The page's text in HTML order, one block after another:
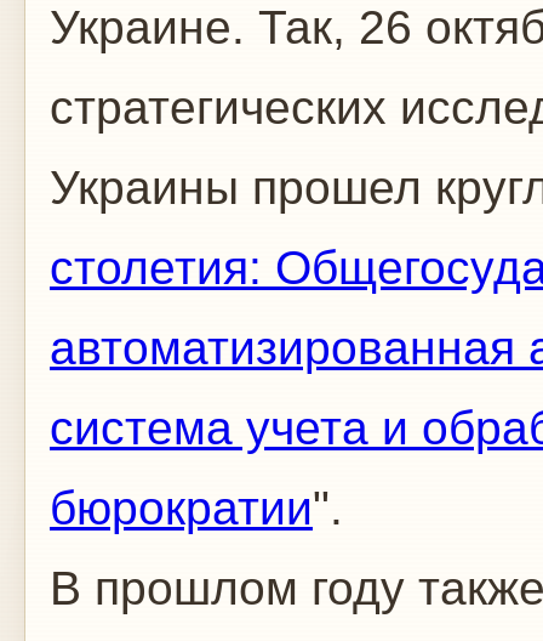
Украине. Так, 26
стратегических
Украины прошел
столетия:
автоматизированная
система учета и
бюрократии".
В прошлом году